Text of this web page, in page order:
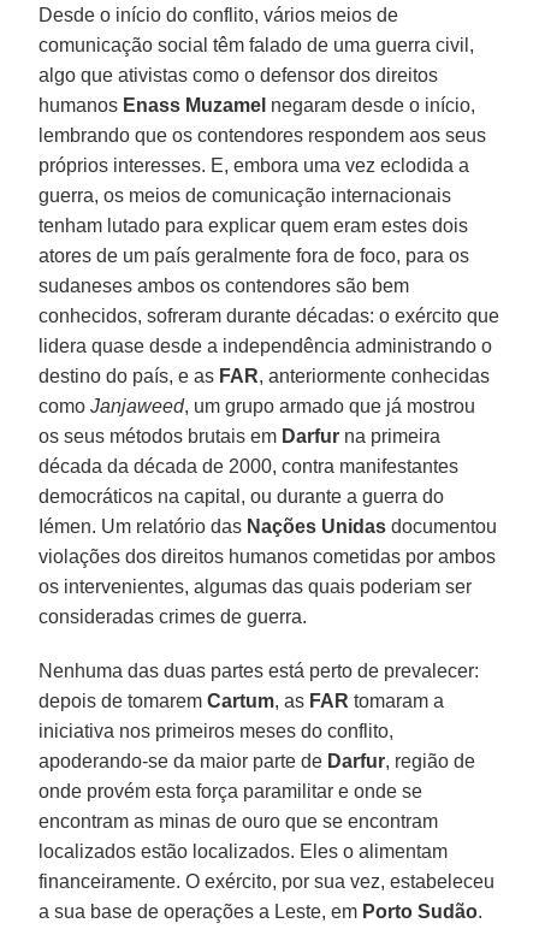
Desde o início do conflito, vários meios de
comunicação social têm falado de uma guerra civil,
algo que ativistas como o defensor dos direitos
humanos Enass Muzamel negaram desde o início,
lembrando que os contendores respondem aos seus
próprios interesses. E, embora uma vez eclodida a
guerra, os meios de comunicação internacionais
tenham lutado para explicar quem eram estes dois
atores de um país geralmente fora de foco, para os
sudaneses ambos os contendores são bem
conhecidos, sofreram durante décadas: o exército que
lidera quase desde a independência administrando o
destino do país, e as FAR, anteriormente conhecidas
comoJanjaweed, um grupo armado que já mostrou
os seus métodos brutais em Darfur na primeira
década da década de 2000, contra manifestantes
democráticos na capital, ou durante a guerra do
Iémen. Um relatório das Nações Unidas documentou
violações dos direitos humanos cometidas por ambos
os intervenientes, algumas das quais poderiam ser
consideradas crimes de guerra.
Nenhuma das duas partes está perto de prevalecer:
depois de tomaremCartum, as FAR tomaram a
iniciativa nos primeiros meses do conflito,
apoderando-se da maior parte de Darfur, região de
onde provém esta força paramilitar e onde se
encontram as minas de ouro que se encontram
localizados estão localizados. Eles o alimentam
financeiramente. O exército, por sua vez, estabeleceu
a sua base de operações a Leste, em Porto Sudão.